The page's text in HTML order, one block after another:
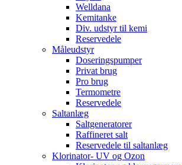
Welldana
Kemitanke
Div. udstyr til kemi
Reservedele
Måleudstyr
Doseringspumper
Privat brug
Pro brug
Termometre
Reservedele
Saltanlæg
Saltgeneratorer
Raffineret salt
Reservedele til saltanlæg
Klorinator- UV og Ozon